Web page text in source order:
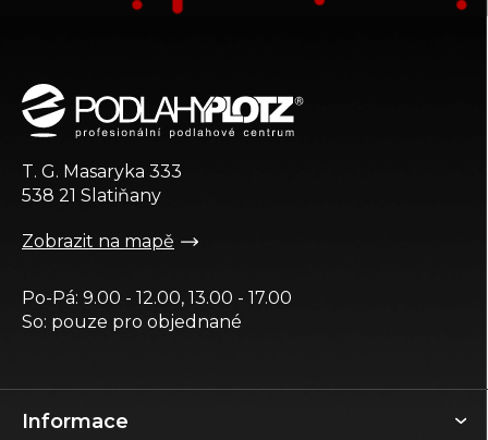
Informace
T. G. Masaryka 333
538 21 Slatiňany
Zobrazit na mapě
Po-Pá: 9.00 - 12.00, 13.00 - 17.00
So: pouze pro objednané